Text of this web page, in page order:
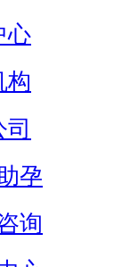
心
构
孕
询